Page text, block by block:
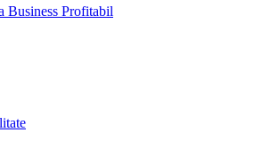
Business Profitabil